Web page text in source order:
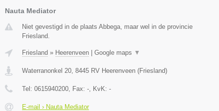
Nauta Mediator
Niet gevestigd in de plaats Abbega, maar wel in de provincie
Friesland.
Friesland » Heerenveen Google maps ▼
Waterranonkel 20 8445 RV Heerenveen (Friesland)
Tel: 0615940200 , Fax: - , KvK: -
E-mail › Nauta Mediator